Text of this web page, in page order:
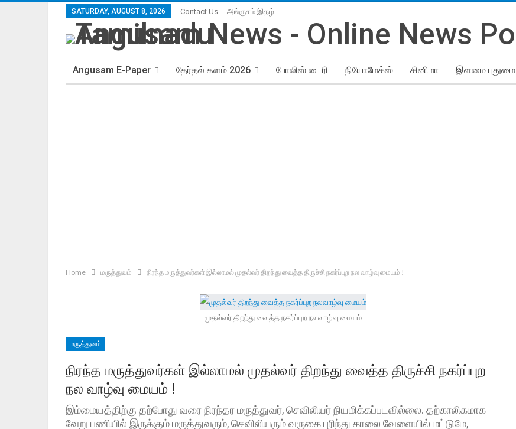
SATURDAY, AUGUST 8, 2026 Contact Us அங்குசம் இதழ்
Angusam E-Paper தேர்தல் களம் 2026 போலிஸ் டைரி நியோமேக்ஸ் சினிமா இளமை புதுமை
Home மருத்துவம் நிரந்த மருத்துவர்கள் இல்லாமல் முதல்வர் திறந்து வைத்த திருச்சி நகர்ப்புற நல வாழ்வு மையம் !
முதல்வர் திறந்து வைத்த நகர்ப்புற நலவாழ்வு மையம்
மருத்துவம்
நிரந்த மருத்துவர்கள் இல்லாமல் முதல்வர் திறந்து வைத்த திருச்சி நகர்ப்புற
நல வாழ்வு மையம் !
இம்மையத்திற்கு தற்போது வரை நிரந்தர மருத்துவர், செவிலியர் நியமிக்கப்படவில்லை. தற்காலிகமாக
வேறு பணியில் இருக்கும் மருத்துவரும், செவிலியரும் வருகை புரிந்து காலை வேளையில் மட்டுமே,